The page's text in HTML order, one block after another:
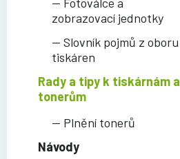
Fotoválce a
zobrazovací jednotky
Slovník pojmů z oboru
tiskáren
Rady a tipy k tiskárnám a
tonerům
Plnění tonerů
Návody